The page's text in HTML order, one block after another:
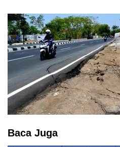
Baca Juga